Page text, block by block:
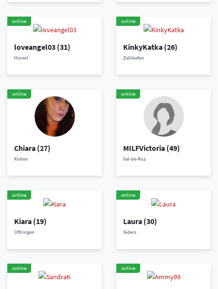
online
loveangel03 (31)
Hinwil
online
KinkyKatka (26)
Zollikofen
online
Chiara (27)
Kloten
online
MILFVictoria (49)
Val-de-Ruz
online
Kiara (19)
Oftringen
online
Laura (30)
Siders
online online